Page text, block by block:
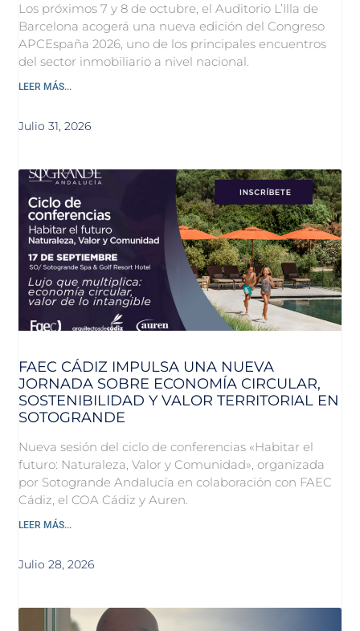
Los próximos 7 y 8 de octubre, el Auditorio L’Illa de
Barcelona acogerá una nueva edición del Congreso
APCEspaña 2026, uno de los principales encuentros
del sector inmobiliario a nivel nacional.
LEER MÁS...
Julio 31, 2026
FAEC CÁDIZ IMPULSA UNA NUEVA
JORNADA SOBRE ECONOMÍA CIRCULAR,
SOSTENIBILIDAD Y VALOR TERRITORIAL EN
SOTOGRANDE
Nueva sesión del ciclo de conferencias «Habitar el
futuro: Naturaleza, Valor y Comunidad», organizada
por Sotogrande Andalucía en colaboración con FAEC
Cádiz, el COA Cádiz y Auren.
LEER MÁS...
Julio 28, 2026